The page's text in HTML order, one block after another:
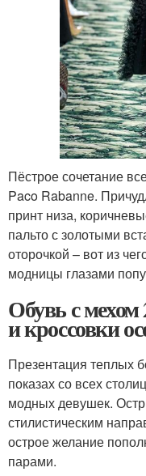
Пёстрое сочетание
Paco Rabanne.
принт низа,
пальто с золотыми
оторочкой – вот из
модницы глазами
Обувь с
и кроссовки
Презентация теплых
показах со всех
модных девушек.
стилистическим
острое желание
парами.